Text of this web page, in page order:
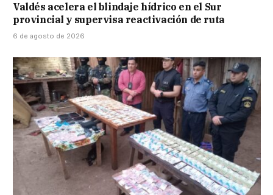
Valdés acelera el blindaje hídrico en el Sur
provincial y supervisa reactivación de ruta
6 de agosto de 2026